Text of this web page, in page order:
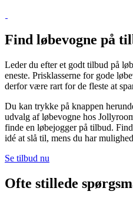
Find løbevogne på
Leder du efter et godt tilbud på
eneste. Prisklasserne for gode
derfor være rart for de fleste at
Du kan trykke på knappen
udvalg af løbevogne hos
finde en løbejogger på tilbud.
idé at slå til, mens du har
Se tilbud nu
Ofte stillede